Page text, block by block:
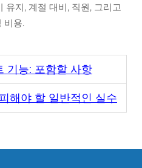
유지, 계절 대비, 직원, 그리고
비용.
기능: 포함할 사항
해야 할 일반적인 실수